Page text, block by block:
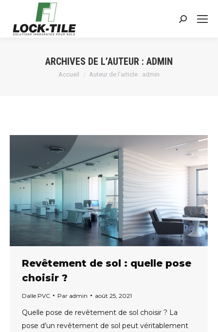
Search:
ARCHIVES DE L’AUTEUR : ADMIN
Vous êtes ici :
Accueil Auteur de l’article : admin
Revêtement de sol : quelle pose
choisir ?
Dalle PVC Par admin août 25, 2021
Quelle pose de revêtement de sol choisir ? La
pose d’un revêtement de sol peut véritablement